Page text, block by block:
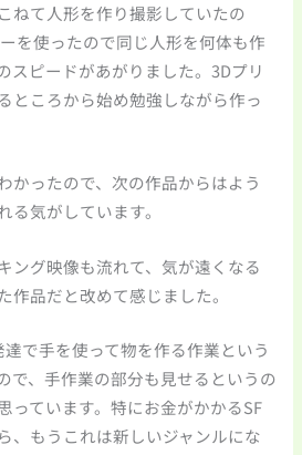
ねて人形を作り撮影していたの
を使ったので同じ人形を何体も作
スピードがあがりました。3Dプリ
ところから始め勉強しながら作っ
かったので、次の作品からはよう
気がしています。
ング映像も流れて、気が遠くなる
作品だと改めて感じました。
で手を使って物を作る作業という
で、手作業の部分も見せるというの
っています。特にお金がかかるSF
、もうこれは新しいジャンルにな